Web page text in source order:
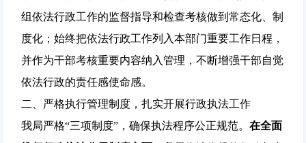
组依法行政工作的监督指导和检查考核做到常态化、制
度化；始终把依法行政工作列入本部门重要工作日程，
并作为干部考核重要内容纳入管理，不断增强干部自觉
依法行政的责任感使命感。
二、严格执行管理制度，扎实开展行政执法工作
我局严格“三项制度”，确保执法程序公正规范。 在全面